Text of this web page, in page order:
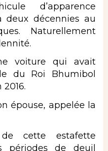
d’apparence
deux décennies au
Naturellement
voiture qui avait
du Roi Bhumibol
épouse, appelée la
cette estafette
périodes de deuil